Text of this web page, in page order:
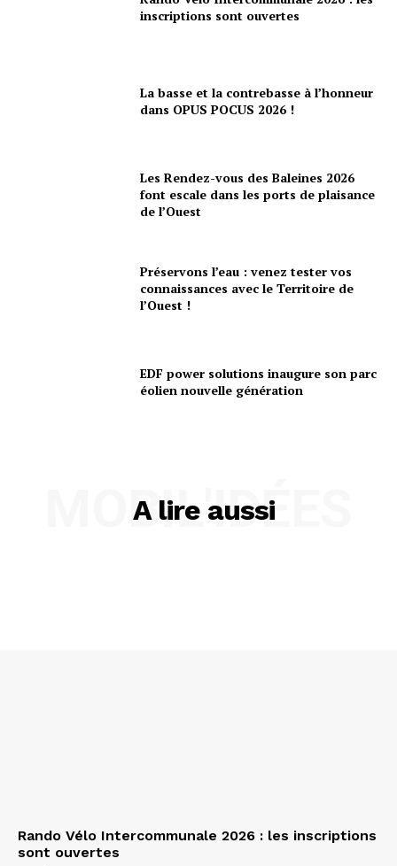
inscriptions sont ouvertes
La basse et la contrebasse à l’honneur
dans OPUS POCUS 2026 !
Les Rendez-vous des Baleines 2026
font escale dans les ports de plaisance
de l’Ouest
Préservons l’eau : venez tester vos
connaissances avec le Territoire de
l’Ouest !
EDF power solutions inaugure son parc
éolien nouvelle génération
A lire aussi
MOBIL'IDÉES
Rando Vélo Intercommunale 2026 : les inscriptions
sont ouvertes